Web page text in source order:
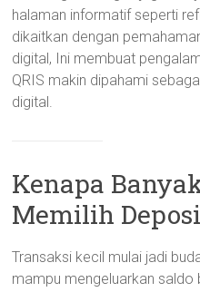
halaman informatif seperti
dikaitkan dengan
digital, Ini membuat
QRIS makin dipahami
digital.
Kenapa
Memilih
Transaksi kecil mulai jadi
mampu mengeluarkan